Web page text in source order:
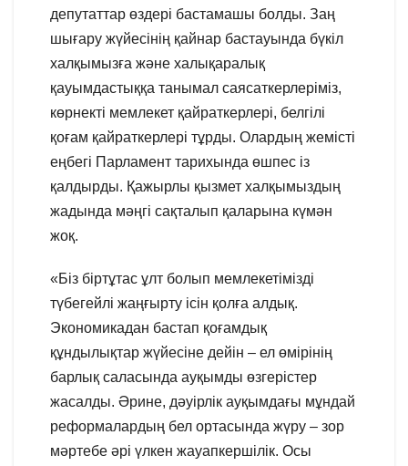
депутаттар өздері бастамашы болды. Заң
шығару жүйесінің қайнар бастауында бүкіл
халқымызға және халықаралық
қауымдастыққа танымал саясаткерлеріміз,
көрнекті мемлекет қайраткерлері, белгілі
қоғам қайраткерлері тұрды. Олардың жемісті
еңбегі Парламент тарихында өшпес із
қалдырды. Қажырлы қызмет халқымыздың
жадында мәңгі сақталып қаларына күмән
жоқ.
«Біз біртұтас ұлт болып мемлекетімізді
түбегейлі жаңғырту ісін қолға алдық.
Экономикадан бастап қоғамдық
құндылықтар жүйесіне дейін – ел өмірінің
барлық саласында ауқымды өзгерістер
жасалды. Әрине, дәуірлік ауқымдағы мұндай
реформалардың бел ортасында жүру – зор
мәртебе әрі үлкен жауапкершілік. Осы